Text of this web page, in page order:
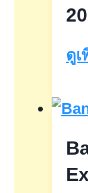
ดูเ